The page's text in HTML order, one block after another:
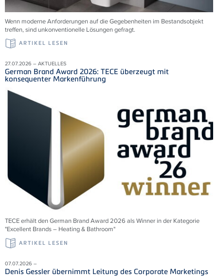
Wenn moderne Anforderungen auf die Gegebenheiten im Bestandsobjekt
treffen, sind unkonventionelle Lösungen gefragt.
ARTIKEL LESEN
27.07.2026 – AKTUELLES
German Brand Award 2026: TECE überzeugt mit
konsequenter Markenführung
TECE erhält den German Brand Award 2026 als Winner in der Kategorie
"Excellent Brands – Heating & Bathroom"
ARTIKEL LESEN
07.07.2026 –
Denis Gessler übernimmt Leitung des Corporate Marketings